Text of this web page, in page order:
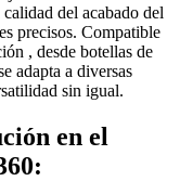
del acabado del
precisos. Compatible
, desde botellas de
adapta a diversas
sin igual.
en el